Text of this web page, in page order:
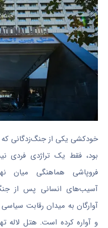
خودکشی یکی از جنگ‌زدگانی که
بود، فقط یک تراژدی فردی
فروپاشی هماهنگی میان
آسیب‌های انسانی پس از
آوارگان به میدان رقابت
و آواره کرده است. هتل لاله